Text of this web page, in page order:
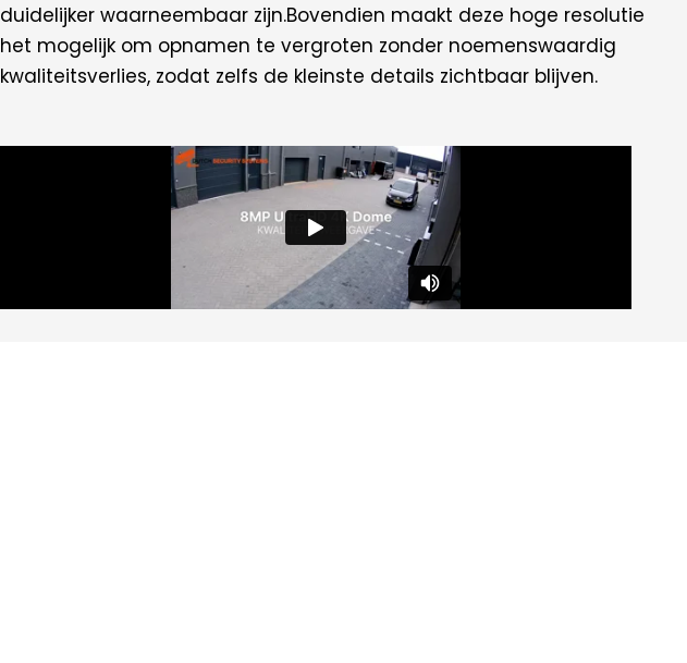
duidelijker waarneembaar zijn.Bovendien maakt deze hoge resolutie
het mogelijk om opnamen te vergroten zonder noemenswaardig
kwaliteitsverlies, zodat zelfs de kleinste details zichtbaar blijven.